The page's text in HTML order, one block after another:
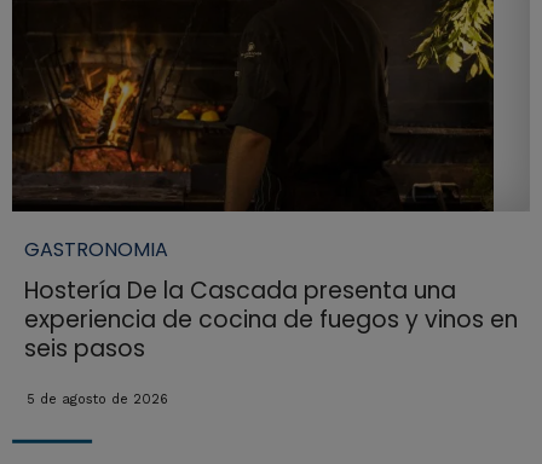
GASTRONOMIA
Hostería De la Cascada presenta una
experiencia de cocina de fuegos y vinos en
seis pasos
5 de agosto de 2026